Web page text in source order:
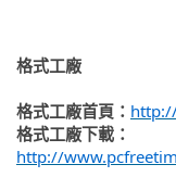
格式工廠
格式工廠首頁： http
格式工廠下載：
http://